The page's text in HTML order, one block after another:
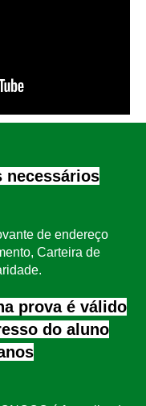
necessários
de endereço
Carteira de
prova é válido
do aluno